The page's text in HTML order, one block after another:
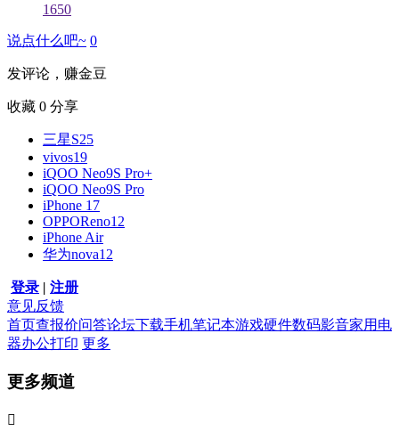
1650
说点什么吧~ 0
发评论，赚金豆
收藏 0 分享
三星S25
vivos19
iQOO Neo9S Pro+
iQOO Neo9S Pro
iPhone 17
OPPOReno12
iPhone Air
华为nova12
登录 | 注册
意见反馈
首页查报价问答论坛下载手机笔记本游戏硬件数码影音家用电
器办公打印 更多
更多频道
